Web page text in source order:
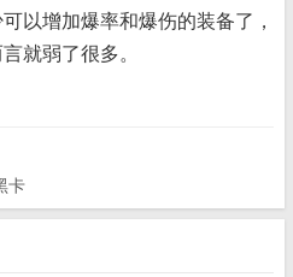
以增加爆率和爆伤的装备了，
就弱了很多。
卡